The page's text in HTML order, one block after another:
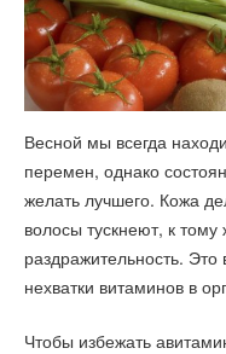
Весной мы всегда
перемен, однако
желать лучшего. Кожа
волосы тускнеют, к
раздражительность.
нехватки витаминов в
Чтобы избежать